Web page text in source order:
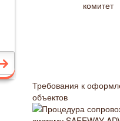
Требования к
объектов
Процедура